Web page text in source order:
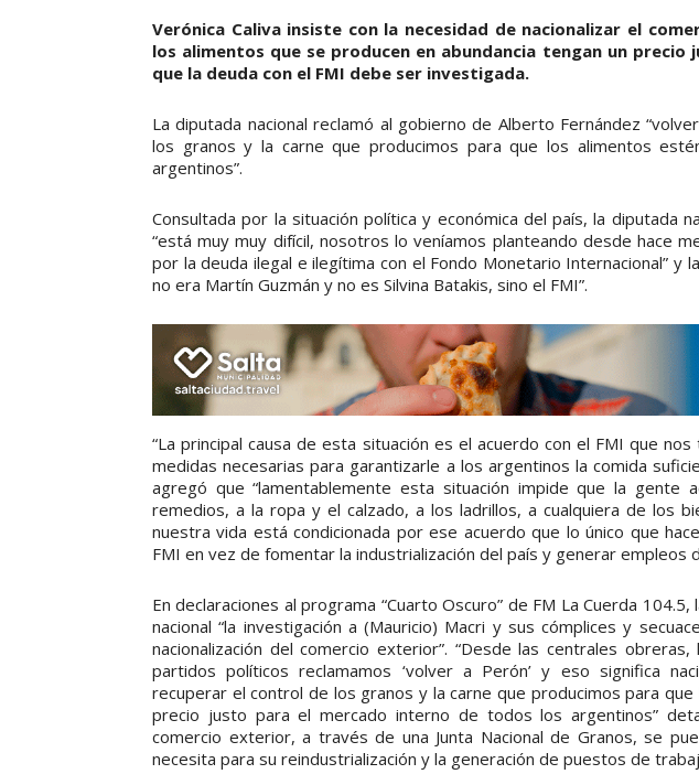
Verónica Caliva insiste con la necesidad de nacionalizar el
los alimentos que se producen en abundancia tengan un
que la deuda con el FMI debe ser investigada.
La diputada nacional reclamó al gobierno de Alberto Fernández
los granos y la carne que producimos para que los alimentos
argentinos”.
Consultada por la situación política y económica del país, la diputada
“está muy muy difícil, nosotros lo veníamos planteando desde hace
por la deuda ilegal e ilegítima con el Fondo Monetario Internacional” y
no era Martín Guzmán y no es Silvina Batakis, sino el FMI”.
“La principal causa de esta situación es el acuerdo con el FMI que
medidas necesarias para garantizarle a los argentinos la comida
agregó que “lamentablemente esta situación impide que la gente
remedios, a la ropa y el calzado, a los ladrillos, a cualquiera de los
nuestra vida está condicionada por ese acuerdo que lo único que
FMI en vez de fomentar la industrialización del país y generar empleos
En declaraciones al programa “Cuarto Oscuro” de FM La Cuerda
nacional “la investigación a (Mauricio) Macri y sus cómplices y
nacionalización del comercio exterior”. “Desde las centrales
partidos políticos reclamamos ‘volver a Perón’ y eso significa
recuperar el control de los granos y la carne que producimos para
precio justo para el mercado interno de todos los argentinos”
comercio exterior, a través de una Junta Nacional de Granos, se
necesita para su reindustrialización y la generación de puestos de